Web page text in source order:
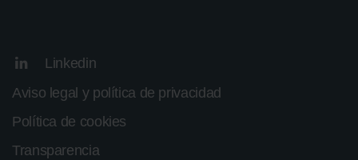
Linkedin
Aviso legal y política de privacidad
Política de cookies
Transparencia